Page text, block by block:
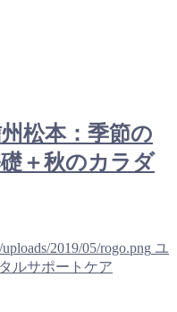
州松本：季節の
＋秋のカラダ
2019/05/rogo.png ユ
ルサポートケア